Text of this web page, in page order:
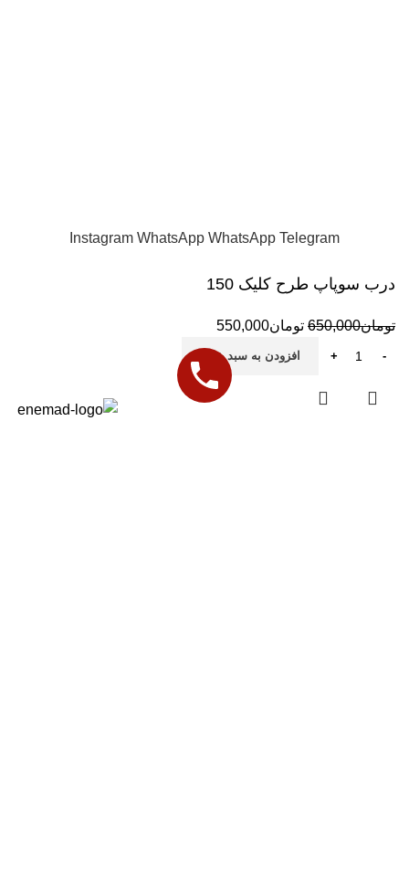
Instagram WhatsApp WhatsApp Telegram
درب سوپاپ طرح کلیک 150
تومان650,000 تومان550,000
افزودن به سبد خرید